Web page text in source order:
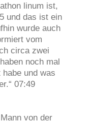
linum ist,
und das ist ein
wurde auch
vom
circa zwei
noch mal
und was
07:49
von der